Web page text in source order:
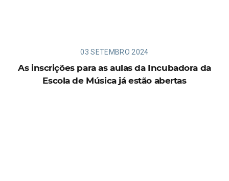
03 SETEMBRO 2024
As inscrições para as aulas da Incubadora da
Escola de Música já estão abertas